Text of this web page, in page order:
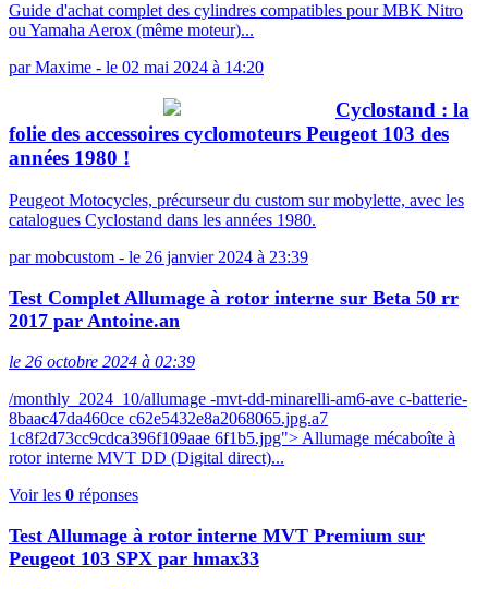
Guide d'achat complet des cylindres compatibles pour MBK Nitro
ou Yamaha Aerox (même moteur)...
parMaxime - le 02 mai 2024 à 14:20
Cyclostand : la
folie des accessoires cyclomoteurs Peugeot 103 des
années 1980 !
Peugeot Motocycles, précurseur du custom sur mobylette, avec les
catalogues Cyclostand dans les années 1980.
parmobcustom - le 26 janvier 2024 à 23:39
Test Complet Allumage à rotor interne sur Beta 50 rr
2017 par Antoine.an
le 26 octobre 2024 à 02:39
/monthly_2024_10/allumage -mvt-dd-minarelli-am6-ave c-batterie-
8baac47da460ce c62e5432e8a2068065.jpg.a7
1c8f2d73cc9cdca396f109aae 6f1b5.jpg"> Allumage mécaboîte à
rotor interne MVT DD (Digital direct)...
Voir les 0 réponses
Test Allumage à rotor interne MVT Premium sur
Peugeot 103 SPX par hmax33